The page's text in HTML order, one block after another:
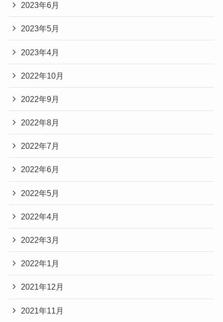
2023年6月
2023年5月
2023年4月
2022年10月
2022年9月
2022年8月
2022年7月
2022年6月
2022年5月
2022年4月
2022年3月
2022年1月
2021年12月
2021年11月